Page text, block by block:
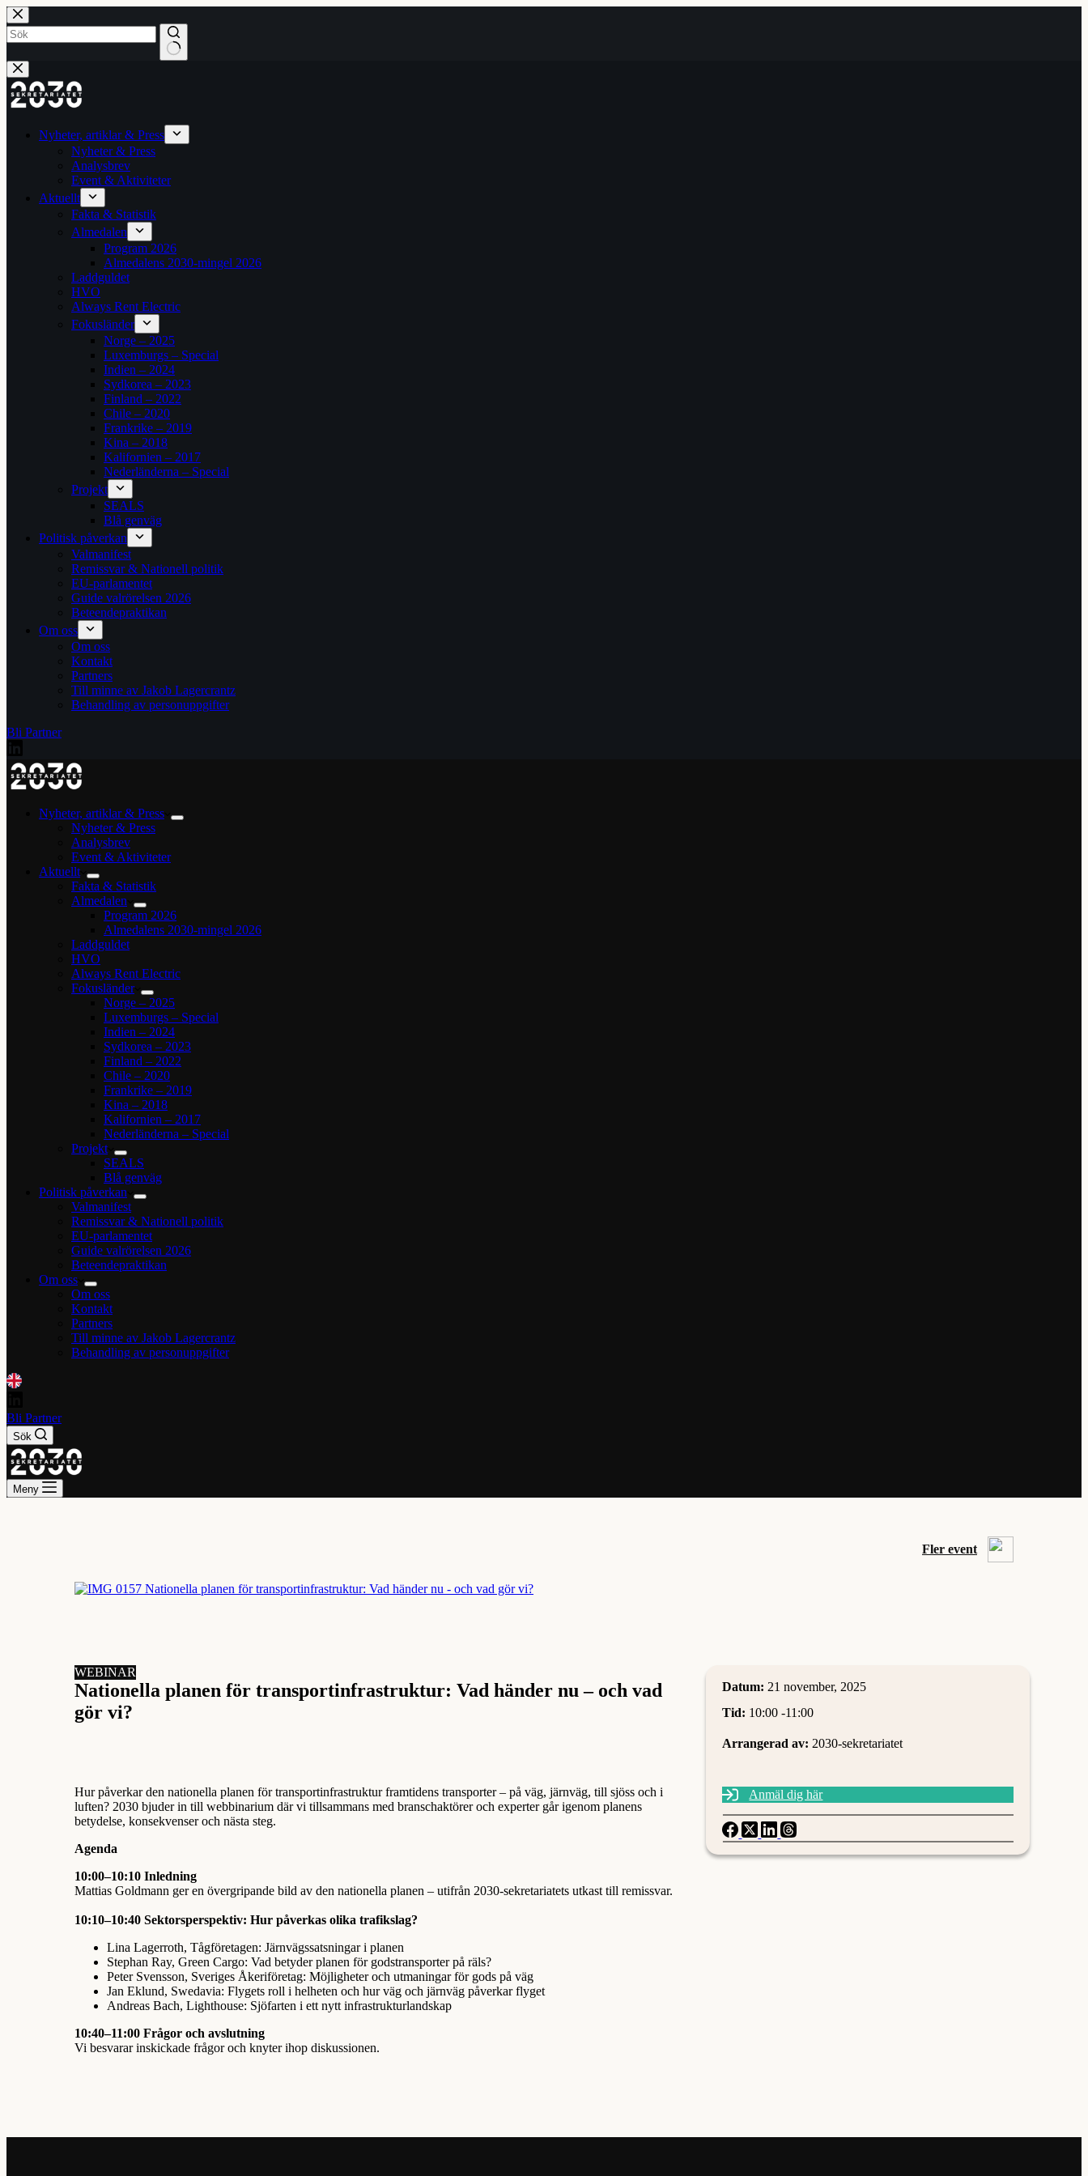
Hoppa
till
innehåll
Inga
resultat
Nyheter, artiklar & Press
Nyheter & Press
Analysbrev
Event & Aktiviteter
Aktuellt
Fakta & Statistik
Almedalen
Program 2026
Almedalens 2030-mingel 2026
Laddguldet
HVO
Always Rent Electric
Fokusländer
Norge – 2025
Luxemburgs – Special
Indien – 2024
Sydkorea – 2023
Finland – 2022
Chile – 2020
Frankrike – 2019
Kina – 2018
Kalifornien – 2017
Nederländerna – Special
Projekt
SEALS
Blå genväg
Politisk påverkan
Valmanifest
Remissvar & Nationell politik
EU-parlamentet
Guide valrörelsen 2026
Beteendepraktikan
Om oss
Om oss
Kontakt
Partners
Till minne av Jakob Lagercrantz
Behandling av personuppgifter
Bli Partner
Nyheter, artiklar & Press
Nyheter & Press
Analysbrev
Event & Aktiviteter
Aktuellt
Fakta & Statistik
Almedalen
Program 2026
Almedalens 2030-mingel 2026
Laddguldet
HVO
Always Rent Electric
Fokusländer
Norge – 2025
Luxemburgs – Special
Indien – 2024
Sydkorea – 2023
Finland – 2022
Chile – 2020
Frankrike – 2019
Kina – 2018
Kalifornien – 2017
Nederländerna – Special
Projekt
SEALS
Blå genväg
Politisk påverkan
Valmanifest
Remissvar & Nationell politik
EU-parlamentet
Guide valrörelsen 2026
Beteendepraktikan
Om oss
Om oss
Kontakt
Partners
Till minne av Jakob Lagercrantz
Behandling av personuppgifter
Bli Partner
Sök
Meny
Fler event
WEBINAR
Nationella planen för transportinfrastruktur: Vad händer nu – och vad
gör vi?
Hur påverkar den nationella planen för transportinfrastruktur framtidens transporter – på väg, järnväg, till sjöss och i
luften? 2030 bjuder in till webbinarium där vi tillsammans med branschaktörer och experter går igenom planens
betydelse, konsekvenser och nästa steg.
Agenda
10:00–10:10 Inledning
Mattias Goldmann ger en övergripande bild av den nationella planen – utifrån 2030-sekretariatets utkast till remissvar.
10:10–10:40 Sektorsperspektiv: Hur påverkas olika trafikslag?
Lina Lagerroth, Tågföretagen: Järnvägssatsningar i planen
Stephan Ray, Green Cargo: Vad betyder planen för godstransporter på räls?
Peter Svensson, Sveriges Åkeriföretag: Möjligheter och utmaningar för gods på väg
Jan Eklund, Swedavia: Flygets roll i helheten och hur väg och järnväg påverkar flyget
Andreas Bach, Lighthouse: Sjöfarten i ett nytt infrastrukturlandskap
10:40–11:00 Frågor och avslutning
Vi besvarar inskickade frågor och knyter ihop diskussionen.
Datum: 21 november, 2025
Tid: 10:00 -11:00
Arrangerad av: 2030-sekretariatet
Anmäl dig här